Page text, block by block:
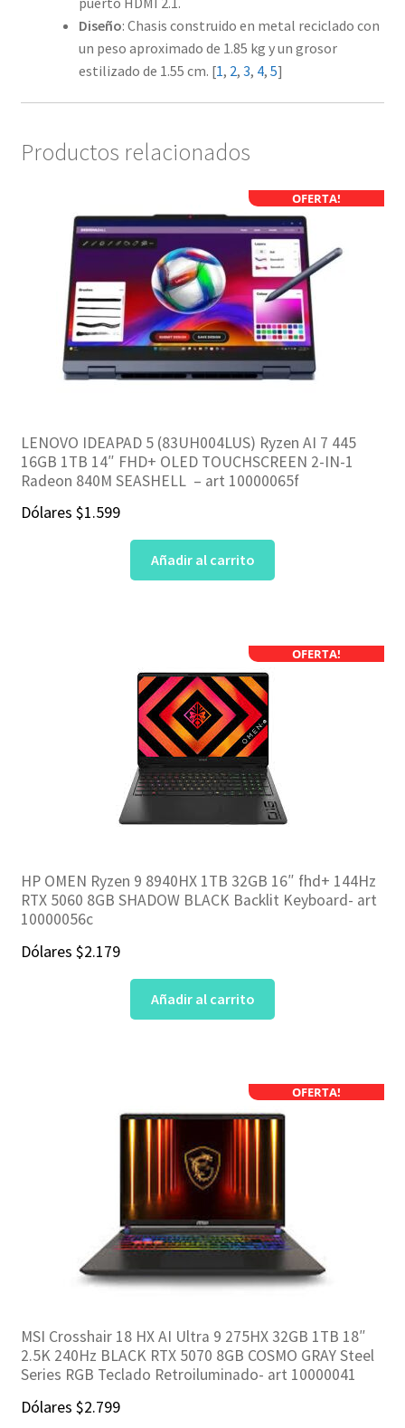
Diseño: Chasis construido en metal reciclado con
un peso aproximado de 1.85 kg y un grosor
estilizado de 1.55 cm. [1, 2, 3, 4, 5]
Productos relacionados
OFERTA!
LENOVO IDEAPAD 5 (83UH004LUS) Ryzen AI 7 445
16GB 1TB 14″ FHD+ OLED TOUCHSCREEN 2-IN-1
Radeon 840M SEASHELL – art 10000065f
Dólares $1.599
Añadir al carrito
OFERTA!
HP OMEN Ryzen 9 8940HX 1TB 32GB 16″ fhd+ 144Hz
RTX 5060 8GB SHADOW BLACK Backlit Keyboard- art
10000056c
Dólares $2.179
Añadir al carrito
OFERTA!
MSI Crosshair 18 HX AI Ultra 9 275HX 32GB 1TB 18″
2.5K 240Hz BLACK RTX 5070 8GB COSMO GRAY Steel
Series RGB Teclado Retroiluminado- art 10000041
Dólares $2.799